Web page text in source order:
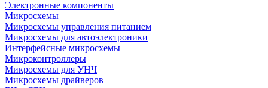
Электронные компоненты
Микросхемы
Микросхемы управления питанием
Микросхемы для автоэлектроники
Интерфейсные микросхемы
Микроконтроллеры
Микросхемы для УНЧ
Микросхемы драйверов